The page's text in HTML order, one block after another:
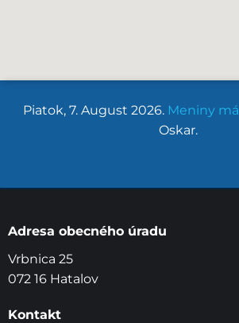
Piatok, 7. August 2026. Meniny má
Oskar.
Adresa obecného úradu
Vrbnica 25
072 16 Hatalov
Kontakt